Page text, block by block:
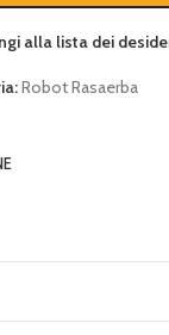
alla lista dei
Robot Rasaerba